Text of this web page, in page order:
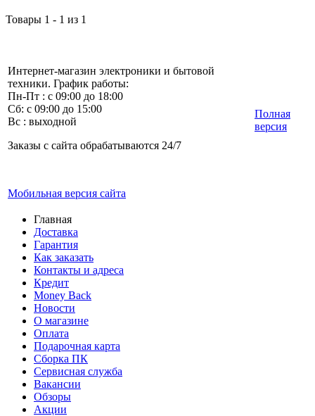
Товары 1 - 1 из 1
Интернет-магазин электроники и бытовой
техники. График работы:
Пн-Пт : с 09:00 до 18:00
Сб: с 09:00 до 15:00
Вс : выходной
Заказы с сайта обрабатываются 24/7
Мобильная версия сайта
Полная
версия
Главная
Доставка
Гарантия
Как заказать
Контакты и адреса
Кредит
Money Back
Новости
О магазине
Оплата
Подарочная карта
Сборка ПК
Сервисная служба
Вакансии
Обзоры
Акции